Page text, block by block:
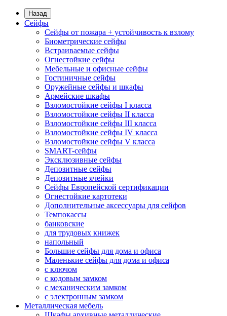
Назад
Сейфы
Сейфы от пожара + устойчивость к взлому
Биометрические сейфы
Встраиваемые сейфы
Огнестойкие сейфы
Мебельные и офисные сейфы
Гостиничные сейфы
Оружейные сейфы и шкафы
Армейские шкафы
Взломостойкие сейфы I класса
Взломостойкие сейфы II класса
Взломостойкие сейфы III класса
Взломостойкие сейфы IV класса
Взломостойкие сейфы V класса
SMART-сейфы
Эксклюзивные сейфы
Депозитные сейфы
Депозитные ячейки
Сейфы Европейской сертификации
Огнестойкие картотеки
Дополнительные аксессуары для сейфов
Темпокассы
банковские
для трудовых книжек
напольный
Большие сейфы для дома и офиса
Маленькие сейфы для дома и офиса
с ключом
с кодовым замком
с механическим замком
с электронным замком
Металлическая мебель